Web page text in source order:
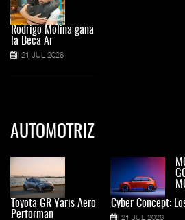
Rodrigo Molina gana
la Beca Ar
21 JUL 2026
AUTOMOTRIZ
Toyota GR Yaris Aero
Performan
Cyber Concept:
21 JUL 2026